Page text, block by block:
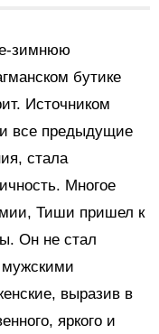
зимнюю
бутике
Источником
все предыдущие
стала
Многое
Тиши пришел к
Он не стал
выразив в
яркого и